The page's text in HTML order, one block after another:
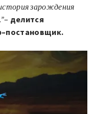
зарождения
.”– делится
–постановщик.